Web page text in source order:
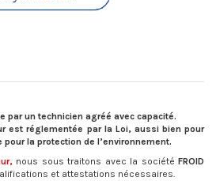
un technicien agréé avec capacité.
est réglementée par la Loi, aussi bien pour
la protection de l’environnement.
nous sous traitons avec la société FROID
et attestations nécessaires.